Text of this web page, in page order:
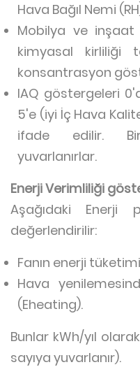
Hava Bağıl Nemi
Mobilya ve inşaat
kimyasal kirliliği
konsantrasyon
IAQ göstergeleri
5'e (iyi İç Hava
ifade edilir.
yuvarlanırlar.
Enerji Verimliliği
Aşağıdaki Enerji
değerlendirilir:
Fanın enerji
Hava
(Eheating).
Bunlar kWh/yıl
sayıya yuvarlanır).